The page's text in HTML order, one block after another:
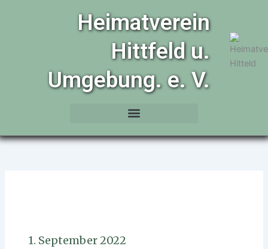
Heimatverein
Hittfeld u.
Umgebung. e. V.
1. September 2022